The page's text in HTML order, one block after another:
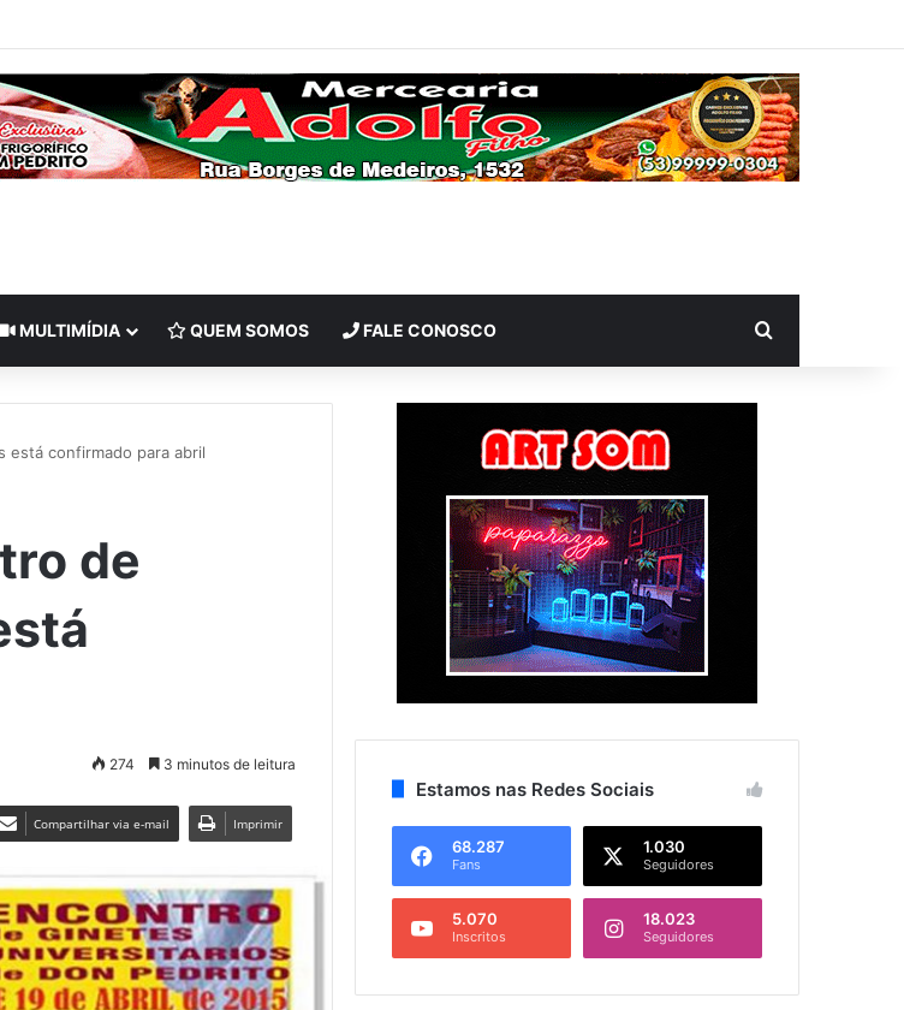
MULTIMÍDIA QUEM SOMOS FALE CONOSCO
está confirmado para abril
de
274 3 minutos de leitura
Compartilhar via e-mail Imprimir
Estamos nas Redes Sociais
68.287
Fans
1.030
Seguidores
5.070
Inscritos
18.023
Seguidores